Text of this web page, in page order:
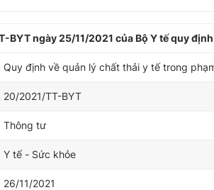
ngày 25/11/2021 của Bộ Y tế quy
Quy định về quản lý chất thải y tế trong
20/2021/TT-BYT
Thông tư
Y tế - Sức khỏe
26/11/2021